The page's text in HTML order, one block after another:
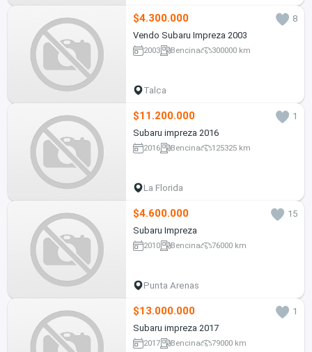
$4.300.000
8
Vendo Subaru Impreza 2003
2003 Bencina 300000 km
Talca
$11.200.000
1
Subaru impreza 2016
2016 Bencina 125325 km
La Florida
$4.600.000
15
Subaru Impreza
2010 Bencina 76000 km
Punta Arenas
$13.000.000
1
Subaru impreza 2017
2017 Bencina 79000 km